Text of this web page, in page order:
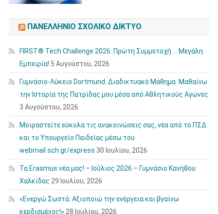
ΠΑΝΕΛΛΉΝΙΟ ΣΧΟΛΙΚΌ ΔΊΚΤΥΟ
FIRST® Tech Challenge 2026. Πρώτη Συμμετοχή … Μεγάλη
Εμπειρία! 5 Αυγούστου, 2026
Γυμνάσιο-Λύκειο Dortmund. Διαδικτυακό Μάθημα. Μαθαίνω
την Ιστορία της Πατρίδας μου μέσα από Αθλητικούς Αγώνες
3 Αυγούστου, 2026
Μοιραστείτε εύκολα τις ανακοινώσεις σας, νέα από το ΠΣΔ
και το Υπουργείο Παιδείας μέσω του
webmail.sch.gr/express 30 Ιουλίου, 2026
Τα Erasmus νέα μας! – Ιούλιος 2026 – Γυμνάσιο Κανήθου
Χαλκίδας 29 Ιουλίου, 2026
«Ενεργώ Σωστά: Αξιοποιώ την ενέργεια και βγαίνω
κερδισμένος!» 28 Ιουλίου, 2026